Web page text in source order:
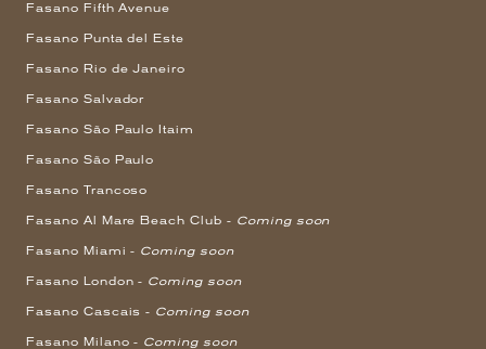
Fasano Fifth Avenue
Fasano Punta del Este
Fasano Rio de Janeiro
Fasano Salvador
Fasano São Paulo Itaim
Fasano São Paulo
Fasano Trancoso
Fasano Al Mare Beach Club - Coming soon
Fasano Miami - Coming soon
Fasano London - Coming soon
Fasano Cascais - Coming soon
Fasano Milano - Coming soon